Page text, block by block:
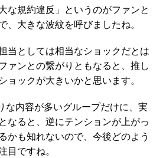
な規約違反」というのがファンと
、大きな波紋を呼びましたね。
当としては相当なショックだとは
ァンとの繋がりともなると、推し
ョックが大きいかと思います。
な内容が多いグループだけに、実
なると、逆にテンションが上がっ
かも知れないので、今後どのよう
目ですね。